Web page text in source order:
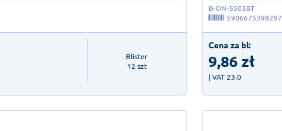
Blister
12 szt
B-ON-55038T
5906675398297
Cena za bl:
9,86zł
| VAT 23.0